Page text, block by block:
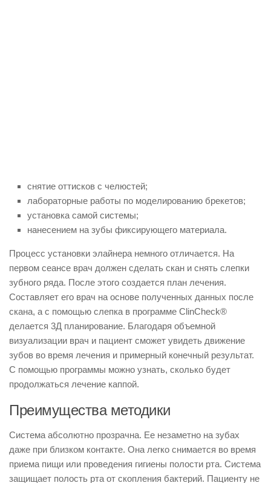
снятие оттисков с челюстей;
лабораторные работы по моделированию брекетов;
установка самой системы;
нанесением на зубы фиксирующего материала.
Процесс установки элайнера немного отличается. На
первом сеансе врач должен сделать скан и снять слепки
зубного ряда. После этого создается план лечения.
Составляет его врач на основе полученных данных после
скана, а с помощью слепка в программе ClinCheck®
делается 3Д планирование. Благодаря объемной
визуализации врач и пациент сможет увидеть движение
зубов во время лечения и примерный конечный результат.
С помощью программы можно узнать, сколько будет
продолжаться лечение каппой.
Преимущества методики
Система абсолютно прозрачна. Ее незаметно на зубах
даже при близком контакте. Она легко снимается во время
приема пищи или проведения гигиены полости рта. Система
защищает полость рта от скопления бактерий. Пациенту не